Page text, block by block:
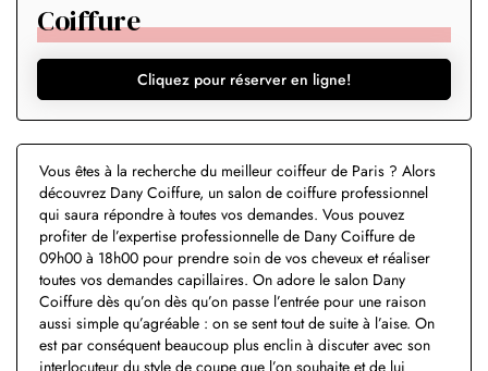
Coiffure
Cliquez pour réserver en ligne!
Vous êtes à la recherche du meilleur coiffeur de Paris ? Alors
découvrez Dany Coiffure, un salon de coiffure professionnel
qui saura répondre à toutes vos demandes. Vous pouvez
profiter de l’expertise professionnelle de Dany Coiffure de
09h00 à 18h00 pour prendre soin de vos cheveux et réaliser
toutes vos demandes capillaires. On adore le salon Dany
Coiffure dès qu’on dès qu’on passe l’entrée pour une raison
aussi simple qu’agréable : on se sent tout de suite à l’aise. On
est par conséquent beaucoup plus enclin à discuter avec son
interlocuteur du style de coupe que l’on souhaite et de lui